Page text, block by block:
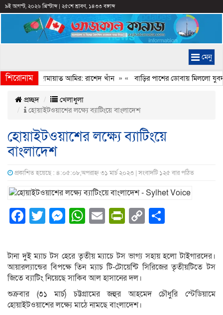
৯ই আগস্ট, ২০২৬ খ্রিস্টাব্দ| ২৫শে শ্রাবণ, ১৪৩৩ বঙ্গাব্দ
মেনু
শিরোনাম
করেন জামায়াত আমির: রাশেদ খাঁন» « বাড়ির পাশের ডোবায় মিললো
প্রচ্ছদ
খেলাধুলা
হোয়াইটওয়াশের লক্ষ্যে ব্যাটিংয়ে বাংলাদেশ
হোয়াইটওয়াশের লক্ষ্যে ব্যাটিংয়ে
বাংলাদেশ
প্রকাশিত হয়েছে : ৪:০৫:০৮,অপরাহ্ন ৩১ মার্চ ২০২৩ | সংবাদটি ১২৫ বার পঠিত
Facebook
Twitter
Messenger
WhatsApp
EmailPrintFriendly
Copy
টানা দুই ম্যাচ টস হেরে তৃতীয় ম্যাচে টস ভাগ্য সহায় হলো টাইগারদের।
আয়ারল্যান্ডের বিপক্ষে তিন ম্যাচ টি-টোয়েন্টি সিরিজের তৃতীয়টিতে টস
জিতে ব্যাটিং নিয়েছে সাকিব আল হাসানের দল।
শুক্রবার (৩১ মার্চ) চট্টগ্রামের জহুর আহমেদ চৌধুরি স্টেডিয়ামে
হোয়াইটওয়াশের লক্ষ্যে মাঠে নামছে বাংলাদেশ।